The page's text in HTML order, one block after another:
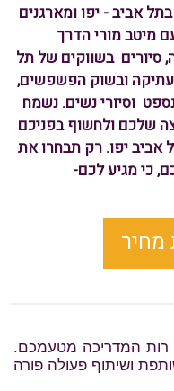
אביב - יפו ומארגנים
מיטב מורי הדרך
סיורים בשווקים של תל
העתיקה ובשוק הפשפשים,
וסיורי נשים. נשמח
שלכם ולחשוף בפניכם
אביב יפו. רק תבחרו את
כי מגיע לכם-